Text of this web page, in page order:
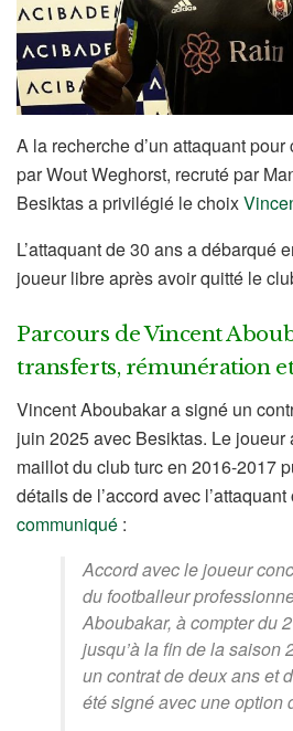
A la recherche d’un attaquant
par Wout Weghorst, recruté par
Besiktas a privilégié le choix
L’attaquant de 30 ans a débarqué
joueur libre après avoir quitté le
Parcours de Vincent
transferts, rémunération
Vincent Aboubakar a signé un
juin 2025 avec Besiktas. Le joueur
maillot du club turc en 2016-2017
détails de l’accord avec
communiqué :
Accord avec le joueur
du footballeur
Aboubakar, à compter du
jusqu’à la fin de la saison
un contrat de deux ans et
été signé avec une option